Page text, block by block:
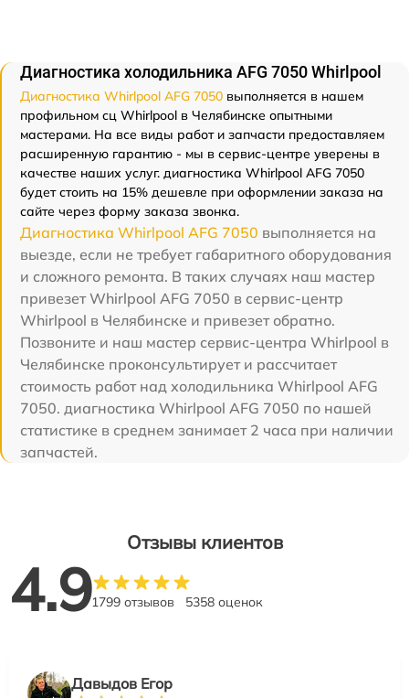
Диагностика холодильника AFG 7050 Whirlpool
Диагностика Whirlpool AFG 7050 выполняется в нашем
профильном сц Whirlpool в Челябинске опытными
мастерами. На все виды работ и запчасти предоставляем
расширенную гарантию - мы в сервис-центре уверены в
качестве наших услуг. диагностика Whirlpool AFG 7050
будет стоить на 15% дешевле при оформлении заказа на
сайте через форму заказа звонка.
Диагностика Whirlpool AFG 7050 выполняется на
выезде, если не требует габаритного оборудования
и сложного ремонта. В таких случаях наш мастер
привезет Whirlpool AFG 7050 в сервис-центр
Whirlpool в Челябинске и привезет обратно.
Позвоните и наш мастер сервис-центра Whirlpool в
Челябинске проконсультирует и рассчитает
стоимость работ над холодильника Whirlpool AFG
7050. диагностика Whirlpool AFG 7050 по нашей
статистике в среднем занимает 2 часа при наличии
запчастей.
Отзывы клиентов
4.91799 отзывов 5358 оценок
Давыдов Егор